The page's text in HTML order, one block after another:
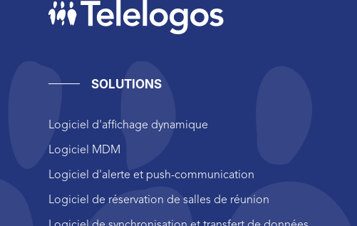
SOLUTIONS
Logiciel d'affichage dynamique
Logiciel MDM
Logiciel d'alerte et push-communication
Logiciel de réservation de salles de réunion